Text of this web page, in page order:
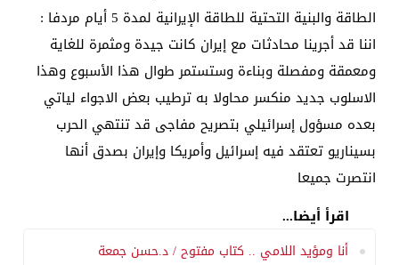
الطاقة والبنية التحتية للطاقة الإيرانية لمدة 5 أيام مردفا :
اننا قد أجرينا محادثات مع إيران كانت جيدة ومثمرة للغاية
ومعمقة ومفصلة وبناءة وستستمر طوال هذا الأسبوع وهذا
الاسلوب جديد منكسر محاولا به ترطيب بعض الاجواء لياتي
بعده مسؤول إسرائيلي بتصريح مفاجى قد تنتهي الحرب
بسيناريو تعتقد فيه إسرائيل وأمريكا وإيران بصدق أنها
انتصرت جميعا
اقرأ أيضا...
أنا ومؤيد اللامي .. كتاب مفتوح / د.حسن جمعة